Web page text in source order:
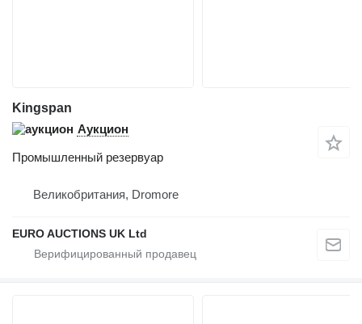
Kingspan
Аукцион
Промышленный резервуар
Великобритания, Dromore
EURO AUCTIONS UK Ltd